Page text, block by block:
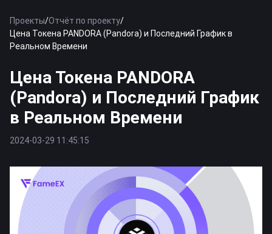
Проекты/Отчёт по проекту/
Цена Токена PANDORA (Pandora) и Последний График в
Реальном Времени
Цена Токена PANDORA
(Pandora) и Последний График
в Реальном Времени
2024-03-29 11:45:15